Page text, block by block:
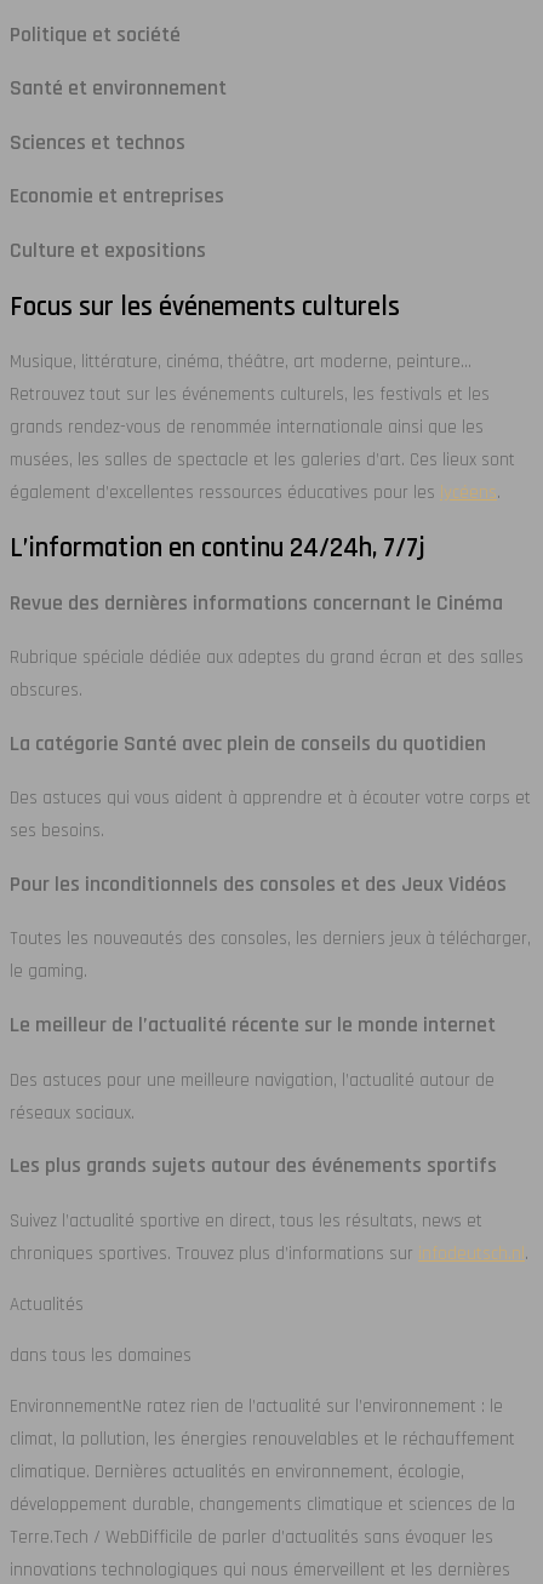
Politique et société
Santé et environnement
Sciences et technos
Economie et entreprises
Culture et expositions
Focus sur les événements culturels
Musique, littérature, cinéma, théâtre, art moderne, peinture…
Retrouvez tout sur les événements culturels, les festivals et les
grands rendez-vous de renommée internationale ainsi que les
musées, les salles de spectacle et les galeries d’art. Ces lieux sont
également d’excellentes ressources éducatives pour les lycéens.
L’information en continu 24/24h, 7/7j
Revue des dernières informations concernant le Cinéma
Rubrique spéciale dédiée aux adeptes du grand écran et des salles
obscures.
La catégorie Santé avec plein de conseils du quotidien
Des astuces qui vous aident à apprendre et à écouter votre corps et
ses besoins.
Pour les inconditionnels des consoles et des Jeux Vidéos
Toutes les nouveautés des consoles, les derniers jeux à télécharger,
le gaming.
Le meilleur de l’actualité récente sur le monde internet
Des astuces pour une meilleure navigation, l’actualité autour de
réseaux sociaux.
Les plus grands sujets autour des événements sportifs
Suivez l’actualité sportive en direct, tous les résultats, news et
chroniques sportives. Trouvez plus d’informations sur infodeutsch.nl.
Actualités
dans tous les domaines
EnvironnementNe ratez rien de l’actualité sur l’environnement : le
climat, la pollution, les énergies renouvelables et le réchauffement
climatique. Dernières actualités en environnement, écologie,
développement durable, changements climatique et sciences de la
Terre.Tech / WebDifficile de parler d’actualités sans évoquer les
innovations technologiques qui nous émerveillent et les dernières